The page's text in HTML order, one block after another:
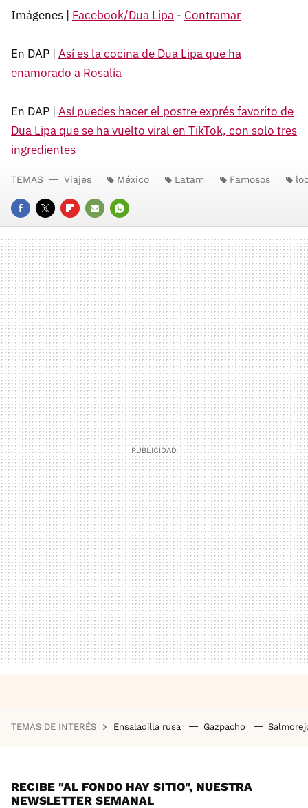
Imágenes | Facebook/Dua Lipa - Contramar
En DAP | Así es la cocina de Dua Lipa que ha
enamorado a Rosalía
En DAP | Así puedes hacer el postre exprés favorito de
Dua Lipa que se ha vuelto viral en TikTok, con solo tres
ingredientes
FACEBOOK
TWITTERFLIPBOARD
E-
MAIL
WHATSAPP
TEMAS Viajes México Latam Famosos
TEMAS DE INTERÉS Ensaladilla rusa Gazpacho
RECIBE "AL FONDO HAY SITIO", NUESTRA
NEWSLETTER SEMANAL